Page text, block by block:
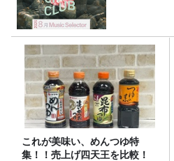
これが美味い、めんつゆ特
集！！売上げ四天王を比較！